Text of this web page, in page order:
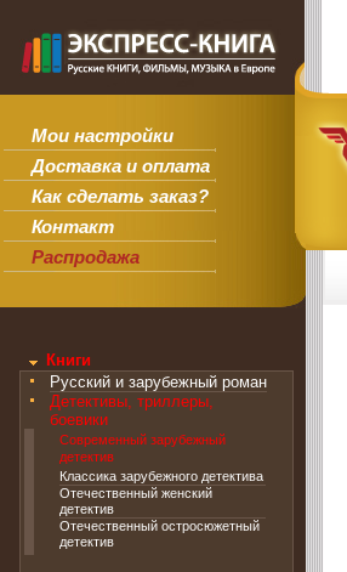
Мои настройки
Доставка и оплата
Как сделать заказ?
Контакт
Распродажа
Книги
Русский и зарубежный роман
Детективы, триллеры,
боевики
Современный зарубежный
детектив
Классика зарубежного детектива
Отечественный женский
детектив
Отечественный остросюжетный
детектив